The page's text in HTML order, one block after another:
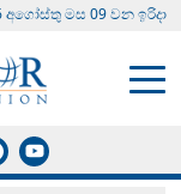
අගෝස්‍තු මස 09 වන ඉරිදා